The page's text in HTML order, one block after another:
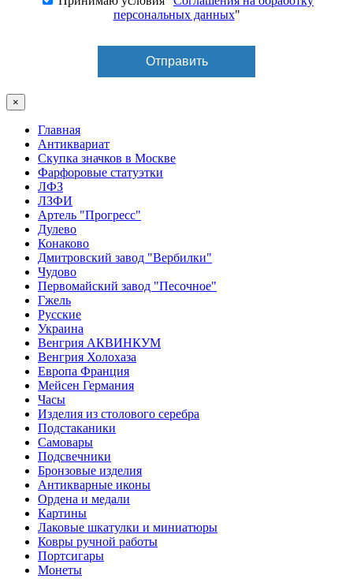
персональных данных"
×
Главная
Антиквариат
Скупка значков в Москве
Фарфоровые статуэтки
ЛФЗ
ЛЗФИ
Артель "Прогресс"
Дулево
Конаково
Дмитровский завод "Вербилки"
Чудово
Первомайский завод "Песочное"
Гжель
Русские
Украина
Венгрия АКВИНКУМ
Венгрия Холохаза
Европа Франция
Мейсен Германия
Часы
Изделия из столового серебра
Подстаканики
Самовары
Подсвечники
Бронзовые изделия
Антикварные иконы
Ордена и медали
Картины
Лаковые шкатулки и миниатюры
Ковры ручной работы
Портсигары
Монеты